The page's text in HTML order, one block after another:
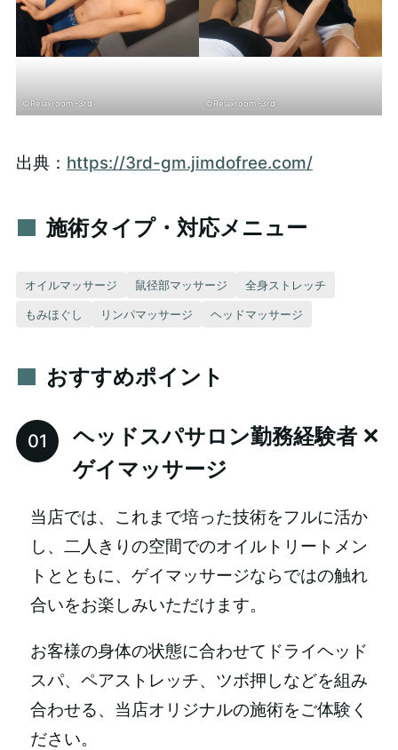
©Relaxroom -3rd- ©Relaxroom -3rd-
出典： https://3rd-gm.jimdofree.com/
施術タイプ・対応メニュー
オイルマッサージ 鼠径部マッサージ 全身ストレッチ
もみほぐし リンパマッサージ ヘッドマッサージ
おすすめポイント
ヘッドスパサロン勤務経験者 ✕
ゲイマッサージ
当店では、これまで培った技術をフルに活か
し、二人きりの空間でのオイルトリートメン
トとともに、ゲイマッサージならではの触れ
合いをお楽しみいただけます。
お客様の身体の状態に合わせてドライヘッド
スパ、ペアストレッチ、ツボ押しなどを組み
合わせる、当店オリジナルの施術をご体験く
ださい。